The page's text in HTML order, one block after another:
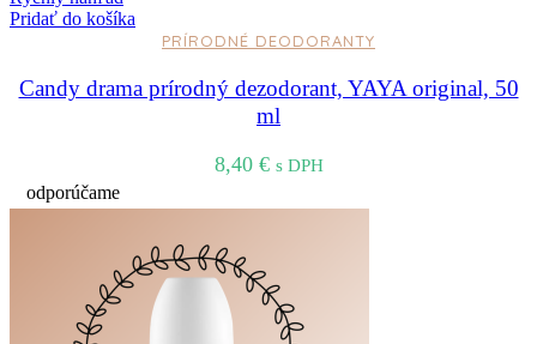
Pridať do košíka
PRÍRODNÉ DEODORANTY
Candy drama prírodný dezodorant, YAYA original, 50
ml
8,40 € s DPH
odporúčame